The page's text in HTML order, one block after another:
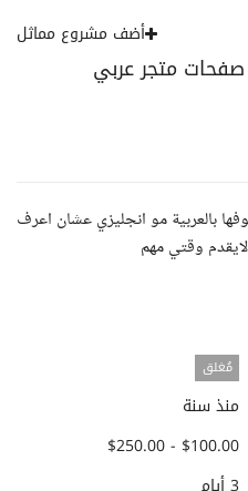
أضف مشروع مماثل
بالعربية مو انجليزي عشان اعرف
وقتي مهم
مُغلق
منذ سنة
$100.00 - $250.00